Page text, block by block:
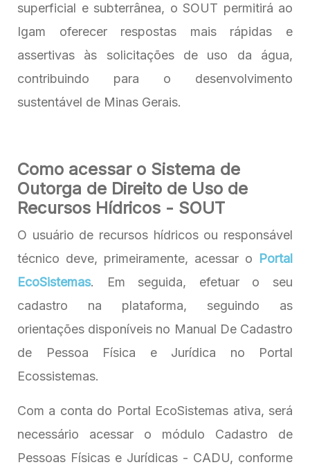
superficial e subterrânea, o SOUT permitirá ao
Igam oferecer respostas mais rápidas e
assertivas às solicitações de uso da água,
contribuindo para o desenvolvimento
sustentável de Minas Gerais.
Como acessar o Sistema de
Outorga de Direito de Uso de
Recursos Hídricos - SOUT
O usuário de recursos hídricos ou responsável
técnico deve, primeiramente, acessar o Portal
EcoSistemas. Em seguida, efetuar o seu
cadastro na plataforma, seguindo as
orientações disponíveis no Manual De Cadastro
de Pessoa Física e Jurídica no Portal
Ecossistemas.
Com a conta do Portal EcoSistemas ativa, será
necessário acessar o módulo Cadastro de
Pessoas Físicas e Jurídicas - CADU, conforme